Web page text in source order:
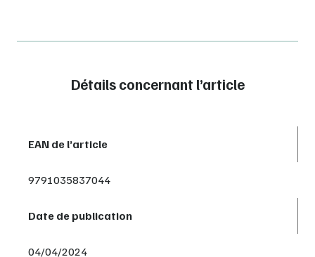
Détails concernant l’article
EAN de l’article
9791035837044
Date de publication
04/04/2024